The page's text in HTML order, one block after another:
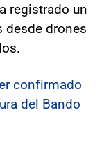
registrado un
desde drones
confirmado
del Bando